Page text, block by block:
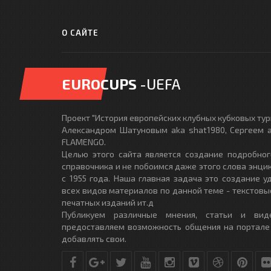
О САЙТЕ
EUROCUPS -UEFA
Проект "История европейских клубных кубковых
Александром Шатуновым aka shat1980, Сергеем
FLAMENGO.
Целью этого сайта является создание
справочника и не побоимся даже этого слова
с 1955 года. Наша главная задача это создание
всех видов материалов по данной теме -
печатных изданий ит.д
Публикуем различные мнения, статьи и
предоставляем возможность общения на
добавлять свои.